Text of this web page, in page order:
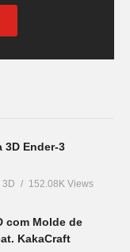
3D Ender-3
3D 152.08K Views
com Molde de
KakaCraft